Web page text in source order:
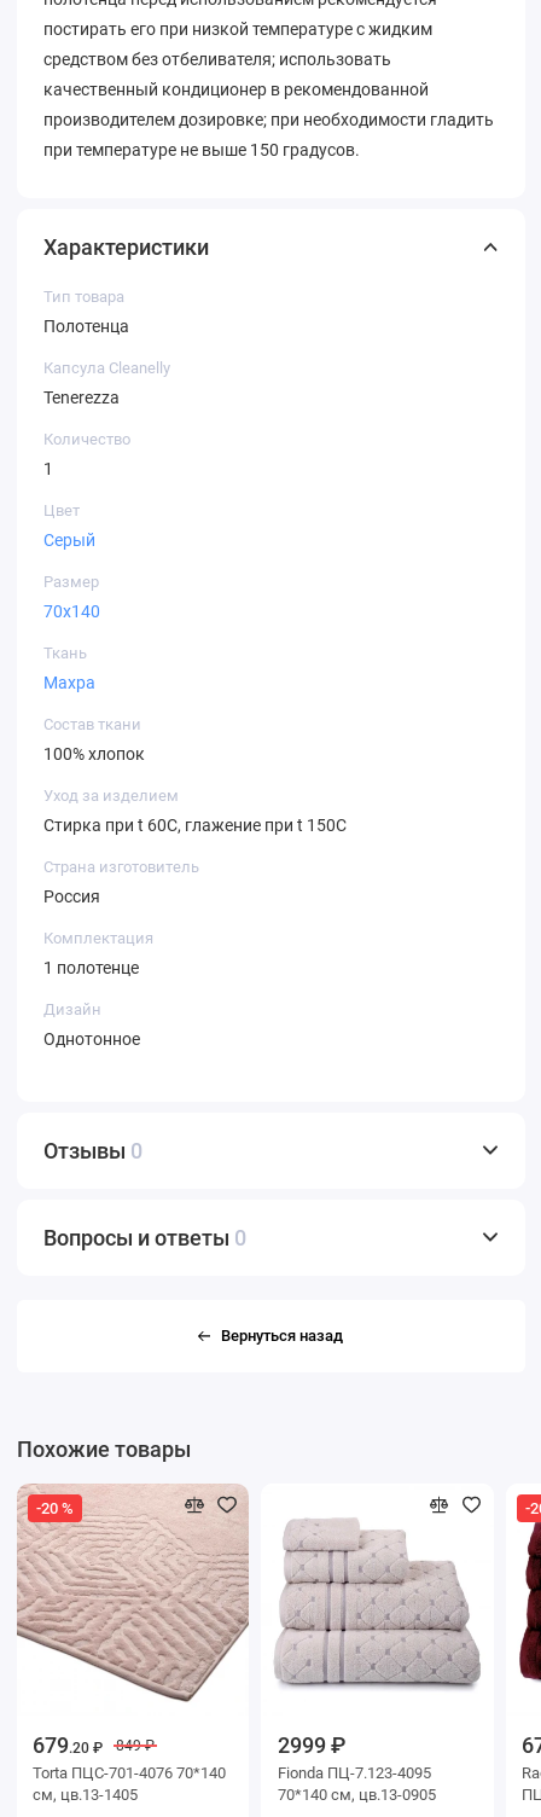
постирать его при низкой температуре с жидким
средством без отбеливателя; использовать
качественный кондиционер в рекомендованной
производителем дозировке; при необходимости гладить
при температуре не выше 150 градусов.
Характеристики
Тип товара
Полотенца
Капсула Cleanelly
Tenerezza
Количество
1
Цвет
Серый
Размер
70х140
Ткань
Махра
Состав ткани
100% хлопок
Уход за изделием
Стирка при t 60С, глажение при t 150C
Страна изготовитель
Россия
Комплектация
1 полотенце
Дизайн
Однотонное
Отзывы 0
Вопросы и ответы 0
Вернуться назад
Похожие товары
-20 %
679.20 ₽ 849 ₽
Torta ПЦС-701-4076 70*140
см, цв.13-1405
2999 ₽
Fionda ПЦ-7.123-4095
70*140 см, цв.13-0905
-